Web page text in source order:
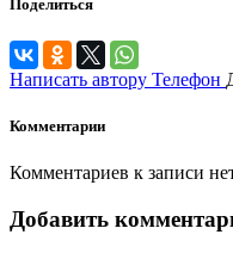
Поделиться
Написать автору Телефон
Комментарии
Комментариев к записи
Добавить